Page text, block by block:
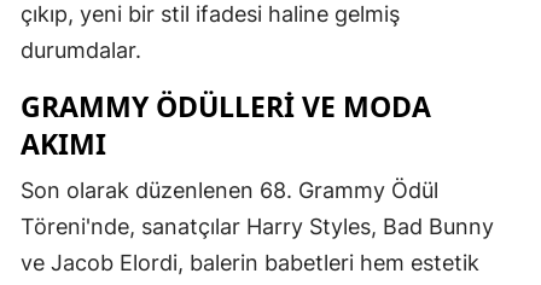
çıkıp, yeni bir stil ifadesi haline gelmiş
durumdalar.
GRAMMY ÖDÜLLERI VE MODA
AKIMI
Son olarak düzenlenen 68. Grammy Ödül
Töreni'nde, sanatçılar Harry Styles, Bad Bunny
ve Jacob Elordi, balerin babetleri hem estetik